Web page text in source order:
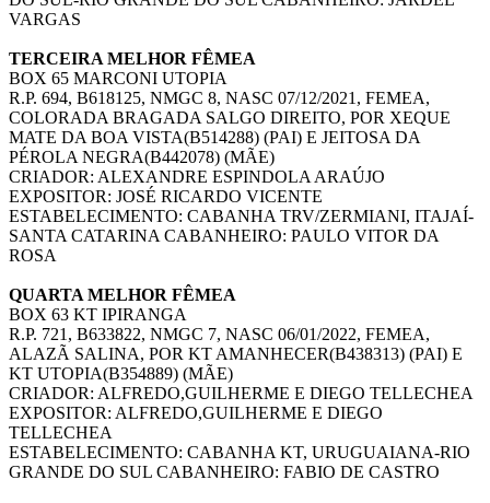
VARGAS
TERCEIRA MELHOR FÊMEA
BOX 65 MARCONI UTOPIA
R.P. 694, B618125, NMGC 8, NASC 07/12/2021, FEMEA,
COLORADA BRAGADA SALGO DIREITO, POR XEQUE
MATE DA BOA VISTA(B514288) (PAI) E JEITOSA DA
PÉROLA NEGRA(B442078) (MÃE)
CRIADOR: ALEXANDRE ESPINDOLA ARAÚJO
EXPOSITOR: JOSÉ RICARDO VICENTE
ESTABELECIMENTO: CABANHA TRV/ZERMIANI, ITAJAÍ-
SANTA CATARINA CABANHEIRO: PAULO VITOR DA
ROSA
QUARTA MELHOR FÊMEA
BOX 63 KT IPIRANGA
R.P. 721, B633822, NMGC 7, NASC 06/01/2022, FEMEA,
ALAZÃ SALINA, POR KT AMANHECER(B438313) (PAI) E
KT UTOPIA(B354889) (MÃE)
CRIADOR: ALFREDO,GUILHERME E DIEGO TELLECHEA
EXPOSITOR: ALFREDO,GUILHERME E DIEGO
TELLECHEA
ESTABELECIMENTO: CABANHA KT, URUGUAIANA-RIO
GRANDE DO SUL CABANHEIRO: FABIO DE CASTRO